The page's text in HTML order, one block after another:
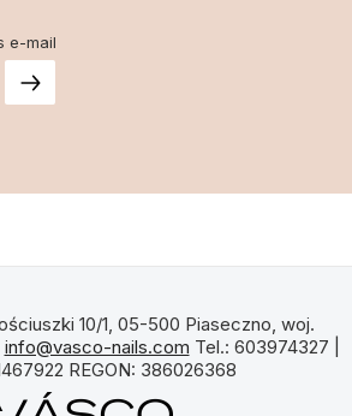
e-mail
10/1, 05-500 Piaseczno, woj.
info@vasco-nails.com Tel.: 603974327 |
REGON: 386026368